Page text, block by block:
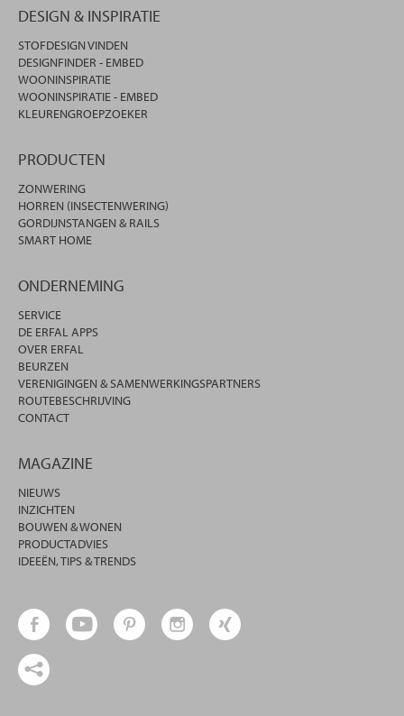
DESIGN & INSPIRATIE
STOFDESIGN VINDEN
DESIGNFINDER - EMBED
WOONINSPIRATIE
WOONINSPIRATIE - EMBED
KLEURENGROEPZOEKER
PRODUCTEN
ZONWERING
HORREN (INSECTENWERING)
GORDIJNSTANGEN & RAILS
SMART HOME
ONDERNEMING
SERVICE
DE ERFAL APPS
OVER ERFAL
BEURZEN
VERENIGINGEN & SAMENWERKINGSPARTNERS
ROUTEBESCHRIJVING
CONTACT
MAGAZINE
NIEUWS
INZICHTEN
BOUWEN & WONEN
PRODUCTADVIES
IDEEËN, TIPS & TRENDS